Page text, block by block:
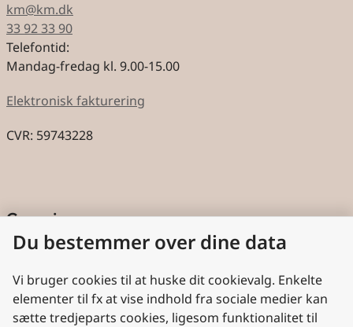
km@km.dk
33 92 33 90
Telefontid:
Mandag-fredag kl. 9.00-15.00
Elektronisk fakturering
CVR: 59743228
Genveje
Cookies
Aktindsigt
Persondatabeskyttelse
Du bestemmer over dine data
Vi bruger cookies til at huske dit cookievalg. Enkelte
elementer til fx at vise indhold fra sociale medier kan
sætte tredjeparts cookies, ligesom funktionalitet til